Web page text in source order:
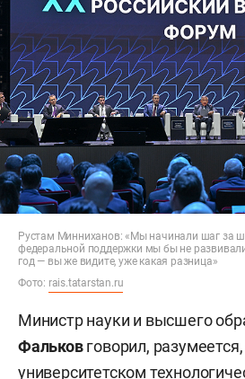
Рустам Минниханов: «Мы начинали шаг за
федеральной поддержки мы бы не
год — вы же видите, уже какая разница»
Фото: rais.tatarstan.ru
Министр науки и высшего
Фальковговорил,
университетском